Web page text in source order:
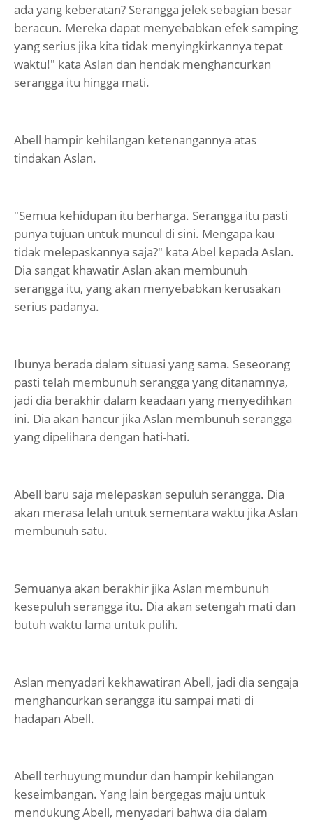
ada yang keberatan? Serangga jelek sebagian besar
beracun. Mereka dapat menyebabkan efek samping
yang serius jika kita tidak menyingkirkannya tepat
waktu!" kata Aslan dan hendak menghancurkan
serangga itu hingga mati.
Abell hampir kehilangan ketenangannya atas
tindakan Aslan.
"Semua kehidupan itu berharga. Serangga itu pasti
punya tujuan untuk muncul di sini. Mengapa kau
tidak melepaskannya saja?" kata Abel kepada Aslan.
Dia sangat khawatir Aslan akan membunuh
serangga itu, yang akan menyebabkan kerusakan
serius padanya.
Ibunya berada dalam situasi yang sama. Seseorang
pasti telah membunuh serangga yang ditanamnya,
jadi dia berakhir dalam keadaan yang menyedihkan
ini. Dia akan hancur jika Aslan membunuh serangga
yang dipelihara dengan hati-hati.
Abell baru saja melepaskan sepuluh serangga. Dia
akan merasa lelah untuk sementara waktu jika Aslan
membunuh satu.
Semuanya akan berakhir jika Aslan membunuh
kesepuluh serangga itu. Dia akan setengah mati dan
butuh waktu lama untuk pulih.
Aslan menyadari kekhawatiran Abell, jadi dia sengaja
menghancurkan serangga itu sampai mati di
hadapan Abell.
Abell terhuyung mundur dan hampir kehilangan
keseimbangan. Yang lain bergegas maju untuk
mendukung Abell, menyadari bahwa dia dalam